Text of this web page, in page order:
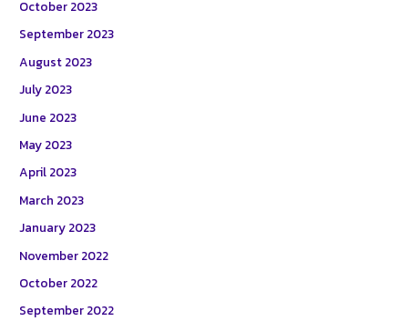
October 2023
September 2023
August 2023
July 2023
June 2023
May 2023
April 2023
March 2023
January 2023
November 2022
October 2022
September 2022